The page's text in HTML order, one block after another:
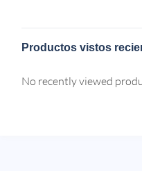
Productos vistos
No recently viewed